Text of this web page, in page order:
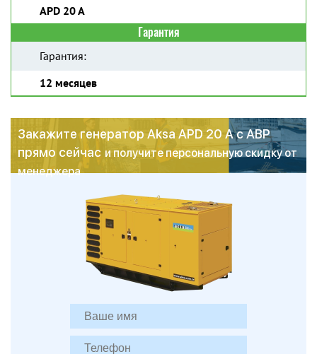
APD 20 A
Гарантия
Гарантия:
12 месяцев
Закажите генератор Aksa APD 20 A с АВР
прямо сейчас и получите персональную скидку от
менеджера